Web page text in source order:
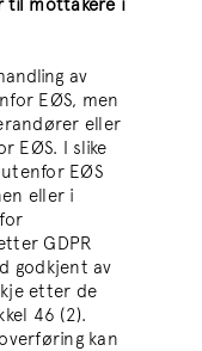
til mottakere i
av
EØS, men
eller
EØS. I slike
EØS
eller i
GDPR
godkjent av
etter de
46 (2).
kan